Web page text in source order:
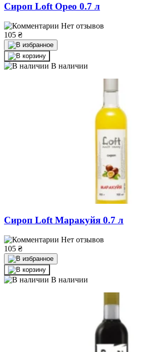
Сироп Loft Орео 0.7 л
Нет отзывов
105 ₴
В наличии
Сироп Loft Маракуйя 0.7 л
Нет отзывов
105 ₴
В наличии